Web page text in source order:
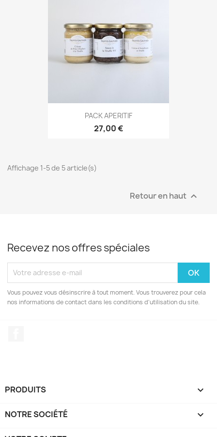
PACK APERITIF
27,00 €
Affichage 1-5 de 5 article(s)
Retour en haut 
Recevez nos offres spéciales
Vous pouvez vous désinscrire à tout moment. Vous trouverez pour cela
nos informations de contact dans les conditions d'utilisation du site.
PRODUITS 
NOTRE SOCIÉTÉ 